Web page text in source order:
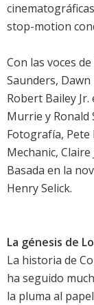
stop-motion
Con las voces
Saunders,
Robert Bailey
Murrie y Ronald
Fotografía, Pete
Mechanic,
Basada en la
Henry Selick.
La génesis de
La historia de
ha seguido
la pluma al